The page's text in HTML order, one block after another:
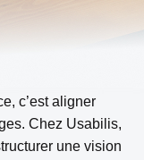
c’est aligner
Chez Usabilis,
une vision